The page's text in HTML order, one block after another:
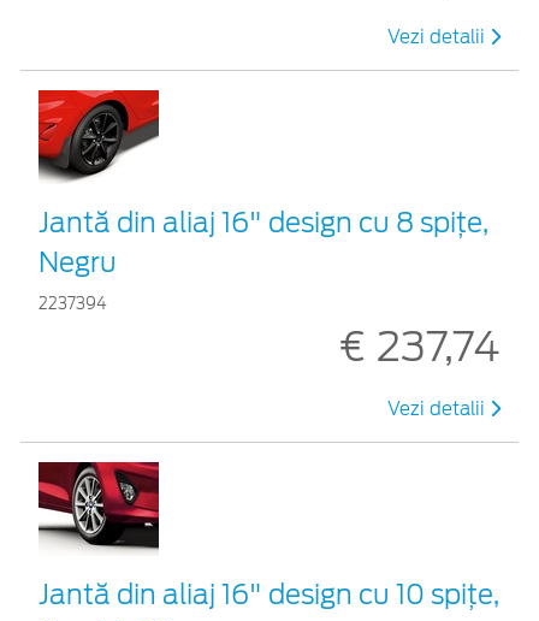
Vezi detalii
Jantă din aliaj 16" design cu 8 spițe,
Negru
2237394
€ 237,74
Vezi detalii
Jantă din aliaj 16" design cu 10 spițe,